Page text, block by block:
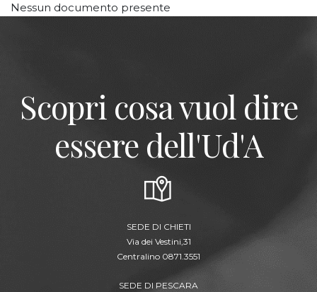
Nessun documento presente
Scopri cosa vuol dire
essere dell'Ud'A
SEDE DI CHIETI
Via dei Vestini,31
Centralino 0871.3551
SEDE DI PESCARA